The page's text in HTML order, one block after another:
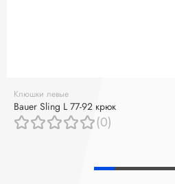
Клюшки левые
Bauer Sling L 77-92 крюк
(0)